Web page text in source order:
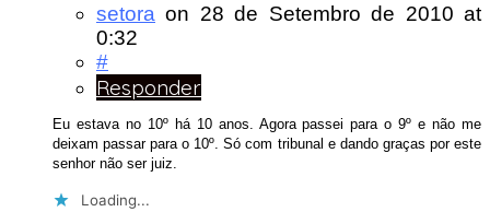
setora on 28 de Setembro de 2010at
0:32
#
Responder
Eu estava no 10º há 10 anos. Agora passei para o 9º e não me
deixam passar para o 10º. Só com tribunal e dando graças por este
senhor não ser juiz.
Loading...